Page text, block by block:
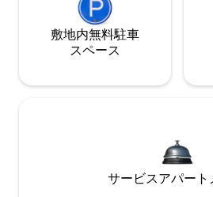
敷地内無料駐⁠車
ス⁠ペ⁠ー⁠ス
サービスアパート